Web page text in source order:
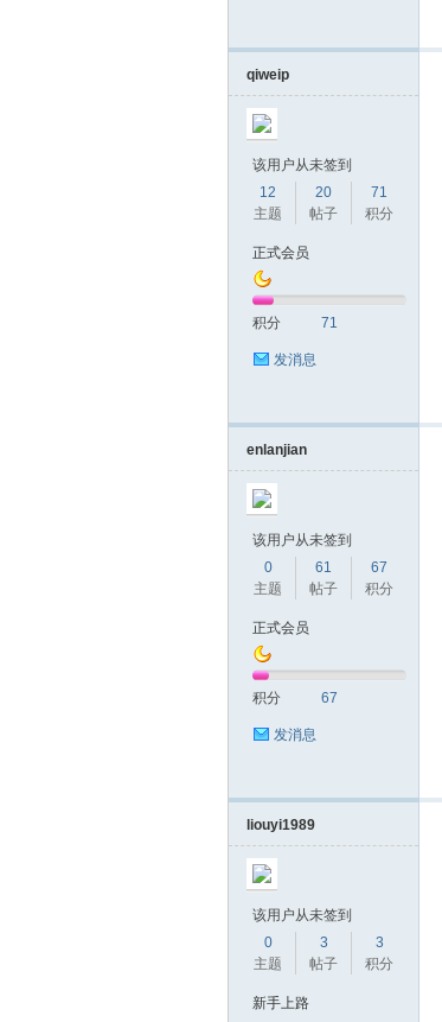
qiweip
该用户从未签到
12
主题
20
帖子
71
积分
正式会员
积分 71
发消息
enlanjian
该用户从未签到
0
主题
61
帖子
67
积分
正式会员
积分 67
发消息
liouyi1989
该用户从未签到
0
主题
3
帖子
3
积分
新手上路